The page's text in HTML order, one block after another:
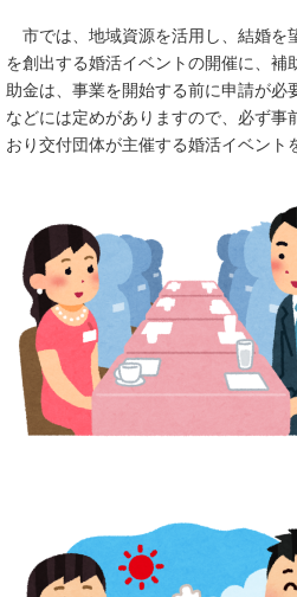
市では、地域資源を活用し、結婚を
を創出する婚活イベントの開催に、補
助金は、事業を開始する前に申請が必
などには定めがありますので、必ず事
おり交付団体が主催する婚活イベント